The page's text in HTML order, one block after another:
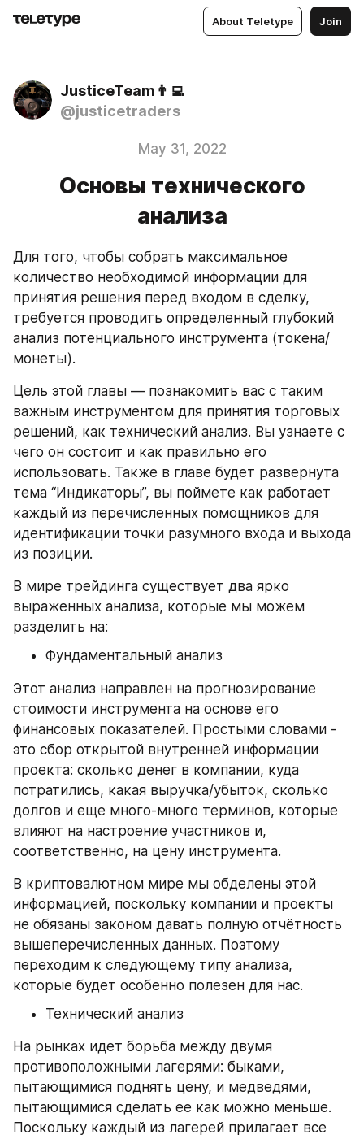
About Teletype Join
JusticeTeam👨‍💻
@justicetraders
May 31, 2022
Основы технического
анализа
Для того, чтобы собрать максимальное
количество необходимой информации для
принятия решения перед входом в сделку,
требуется проводить определенный глубокий
анализ потенциального инструмента (токена/
монеты).
Цель этой главы — познакомить вас с таким
важным инструментом для принятия торговых
решений, как технический анализ. Вы узнаете с
чего он состоит и как правильно его
использовать. Также в главе будет развернута
тема “Индикаторы”, вы поймете как работает
каждый из перечисленных помощников для
идентификации точки разумного входа и выхода
из позиции.
В мире трейдинга существует два ярко
выраженных анализа, которые мы можем
разделить на:
Фундаментальный анализ
Этот анализ направлен на прогнозирование
стоимости инструмента на основе его
финансовых показателей. Простыми словами -
это сбор открытой внутренней информации
проекта: сколько денег в компании, куда
потратились, какая выручка/убыток, сколько
долгов и еще много-много терминов, которые
влияют на настроение участников и,
соответственно, на цену инструмента.
В криптовалютном мире мы обделены этой
информацией, поскольку компании и проекты
не обязаны законом давать полную отчётность
вышеперечисленных данных. Поэтому
переходим к следующему типу анализа,
которые будет особенно полезен для нас.
Технический анализ
На рынках идет борьба между двумя
противоположными лагерями: быками,
пытающимися поднять цену, и медведями,
пытающимися сделать ее как можно меньше.
Поскольку каждый из лагерей прилагает все